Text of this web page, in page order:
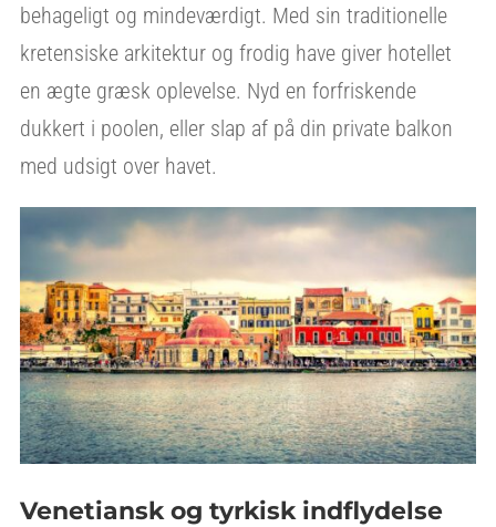
behageligt og mindeværdigt. Med sin traditionelle
kretensiske arkitektur og frodig have giver hotellet
en ægte græsk oplevelse. Nyd en forfriskende
dukkert i poolen, eller slap af på din private balkon
med udsigt over havet.
Venetiansk og tyrkisk indflydelse